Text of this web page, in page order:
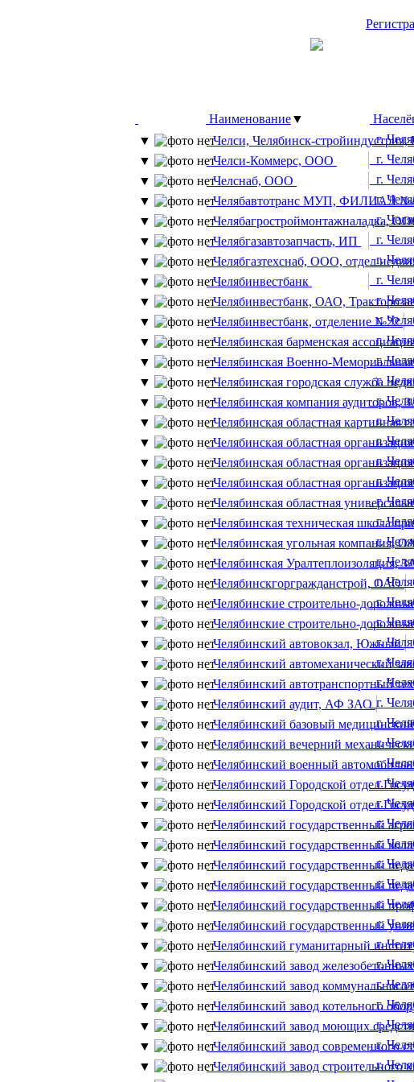
Наименование▼
▼
Челси, Челябинск- г.
▼
Челси-Коммерс, ООО г.
▼
Челснаб, ООО г.
▼
Челябавтотранс МУП, ФИЛИАЛ
г.
▼
Челябагростроймонтажналадка,
г.
▼
Челябгазавтозапчасть, ИП г.
▼
Челябгазтехснаб, ООО, отделг.
▼
Челябинвестбанк г.
▼
Челябинвестбанк, ОАО, г.
▼
Челябинвестбанк, отделение №22
г.
▼
Челябинская барменская г.
▼
Челябинская Военно- г.
▼
Челябинская городская служба
г.
▼
Челябинская компания аудиторов,
г.
▼
Челябинская областная картинная
г.
▼
Челябинская областная г.
▼
Челябинская областная г.
▼
Челябинская областная г.
▼
Челябинская областная г.
▼
Челябинская техническая школа
г.
▼
Челябинская угольная компания,
г.
▼
Челябинская Уралтеплоизоляция,
г.
▼
Челябинскгоргражданстрой, ОАО
г.
▼
Челябинские строительно-г.
▼
Челябинские строительно-г.
▼
Челябинский автовокзал, Южный
г.
▼
Челябинский автомеханический
г.
▼
Челябинский автотранспортный
г.
▼
Челябинский аудит, АФ ЗАОг.
▼
Челябинский базовый г.
▼
Челябинский вечерний г.
▼
Челябинский военный г.
▼
Челябинский Городской отделг.
▼
Челябинский Городской отдел
г.
▼
Челябинский государственный
г.
▼
Челябинский государственный
г.
▼
Челябинский государственный
г.
▼
Челябинский государственный
г.
▼
Челябинский государственный
г.
▼
Челябинский государственный
г.
▼
Челябинский гуманитарный г.
▼
Челябинский завод г.
▼
Челябинский завод г.
▼
Челябинский завод котельного
г.
▼
Челябинский завод моющих г.
▼
Челябинский завод современного
г.
▼
Челябинский завод строительного
г.